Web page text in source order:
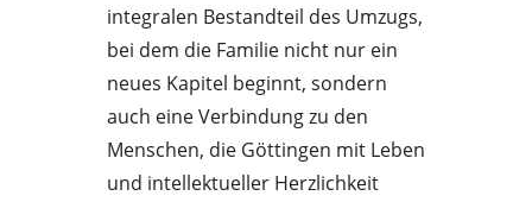
integralen Bestandteil des Umzugs,
bei dem die Familie nicht nur ein
neues Kapitel beginnt, sondern
auch eine Verbindung zu den
Menschen, die Göttingen mit Leben
und intellektueller Herzlichkeit